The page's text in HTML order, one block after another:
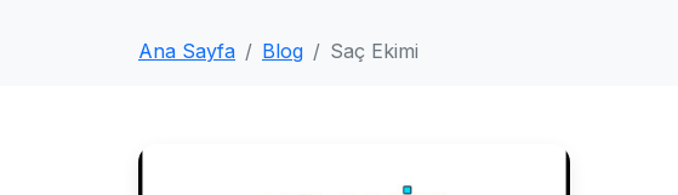
Ana Sayfa Blog Saç Ekimi